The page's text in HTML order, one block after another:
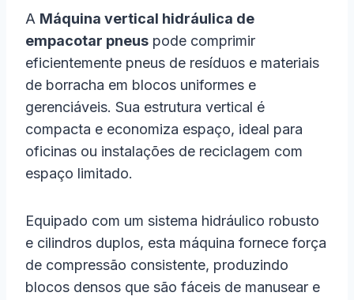
A Máquina vertical hidráulica de
empacotar pneus pode comprimir
eficientemente pneus de resíduos e materiais
de borracha em blocos uniformes e
gerenciáveis. Sua estrutura vertical é
compacta e economiza espaço, ideal para
oficinas ou instalações de reciclagem com
espaço limitado.
Equipado com um sistema hidráulico robusto
e cilindros duplos, esta máquina fornece força
de compressão consistente, produzindo
blocos densos que são fáceis de manusear e